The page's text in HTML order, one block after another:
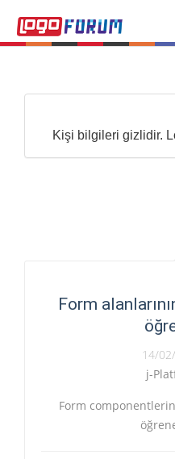
Kişi bilgileri gizlidir.
Form
14/
j-
Form